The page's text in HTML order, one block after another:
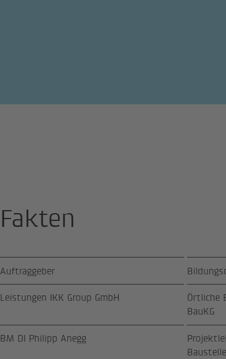
Fakten
Auftraggeber
Leistungen IKK Group GmbH
Örtliche
BauKG
BM DI Philipp Anegg